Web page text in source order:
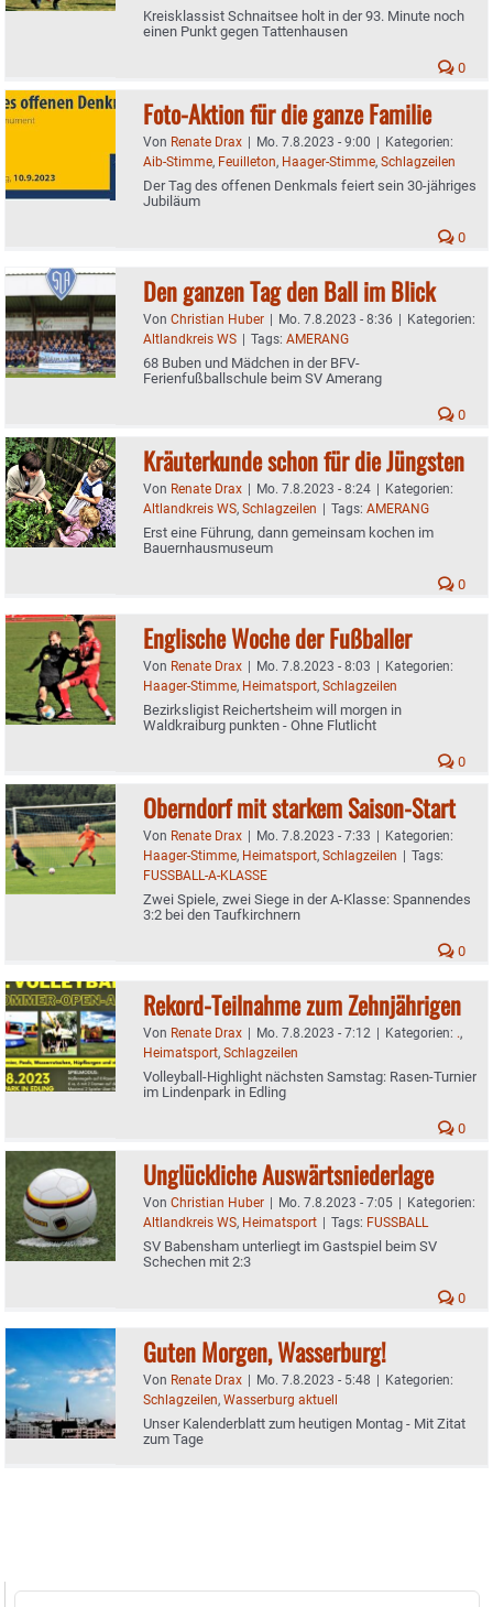
Kreisklassist Schnaitsee holt in der 93. Minute noch
einen Punkt gegen Tattenhausen
0
Foto-Aktion für die ganze Familie
Von Renate Drax | Mo. 7.8.2023 - 9:00 | Kategorien:
Aib-Stimme, Feuilleton, Haager-Stimme, Schlagzeilen
Der Tag des offenen Denkmals feiert sein 30-jähriges
Jubiläum
0
Den ganzen Tag den Ball im Blick
Von Christian Huber | Mo. 7.8.2023 - 8:36 | Kategorien:
Altlandkreis WS | Tags: AMERANG
68 Buben und Mädchen in der BFV-
Ferienfußballschule beim SV Amerang
0
Kräuterkunde schon für die Jüngsten
Von Renate Drax | Mo. 7.8.2023 - 8:24 | Kategorien:
Altlandkreis WS, Schlagzeilen | Tags: AMERANG
Erst eine Führung, dann gemeinsam kochen im
Bauernhausmuseum
0
Englische Woche der Fußballer
Von Renate Drax | Mo. 7.8.2023 - 8:03 | Kategorien:
Haager-Stimme, Heimatsport, Schlagzeilen
Bezirksligist Reichertsheim will morgen in
Waldkraiburg punkten - Ohne Flutlicht
0
Oberndorf mit starkem Saison-Start
Von Renate Drax | Mo. 7.8.2023 - 7:33 | Kategorien:
Haager-Stimme, Heimatsport, Schlagzeilen | Tags:
FUSSBALL-A-KLASSE
Zwei Spiele, zwei Siege in der A-Klasse: Spannendes
3:2 bei den Taufkirchnern
0
Rekord-Teilnahme zum Zehnjährigen
Von Renate Drax | Mo. 7.8.2023 - 7:12 | Kategorien: .,
Heimatsport, Schlagzeilen
Volleyball-Highlight nächsten Samstag: Rasen-Turnier
im Lindenpark in Edling
0
Unglückliche Auswärtsniederlage
Von Christian Huber | Mo. 7.8.2023 - 7:05 | Kategorien:
Altlandkreis WS, Heimatsport | Tags: FUSSBALL
SV Babensham unterliegt im Gastspiel beim SV
Schechen mit 2:3
0
Guten Morgen, Wasserburg!
Von Renate Drax | Mo. 7.8.2023 - 5:48 | Kategorien:
Schlagzeilen, Wasserburg aktuell
Unser Kalenderblatt zum heutigen Montag - Mit Zitat
zum Tage